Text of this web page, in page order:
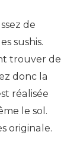
de
sushis.
trouver de
donc la
réalisée
le sol.
originale.